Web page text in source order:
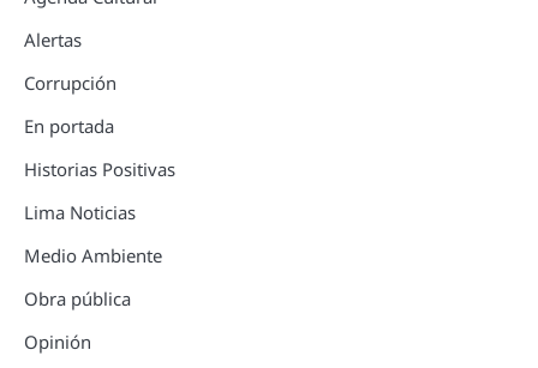
Alertas
Corrupción
En portada
Historias Positivas
Lima Noticias
Medio Ambiente
Obra pública
Opinión